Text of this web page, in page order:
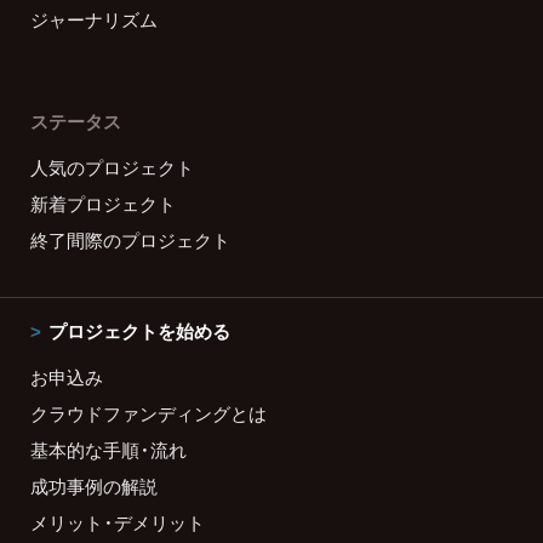
ジャーナリズム
ステータス
人気のプロジェクト
新着プロジェクト
終了間際のプロジェクト
プロジェクトを始める
お申込み
クラウドファンディングとは
基本的な手順・流れ
成功事例の解説
メリット・デメリット